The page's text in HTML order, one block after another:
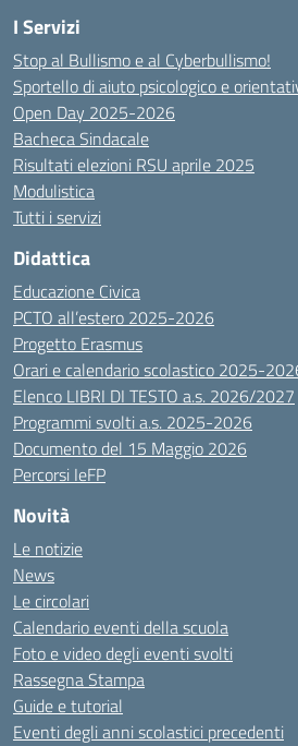
I Servizi
Stop al Bullismo e al Cyberbullismo!
Sportello di aiuto psicologico e
Open Day 2025-2026
Bacheca Sindacale
Risultati elezioni RSU aprile 2025
Modulistica
Tutti i servizi
Didattica
Educazione Civica
PCTO all’estero 2025-2026
Progetto Erasmus
Orari e calendario scolastico 2025-
Elenco LIBRI DI TESTO a.s. 2026/2027
Programmi svolti a.s. 2025-2026
Documento del 15 Maggio 2026
Percorsi IeFP
Novità
Le notizie
News
Le circolari
Calendario eventi della scuola
Foto e video degli eventi svolti
Rassegna Stampa
Guide e tutorial
Eventi degli anni scolastici precedenti